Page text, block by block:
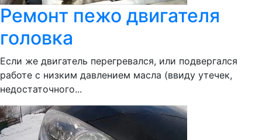
Ремонт пежо двигателя
головка
Если же двигатель перегревался, или подвергался
работе с низким давлением масла (ввиду утечек,
недостаточного...